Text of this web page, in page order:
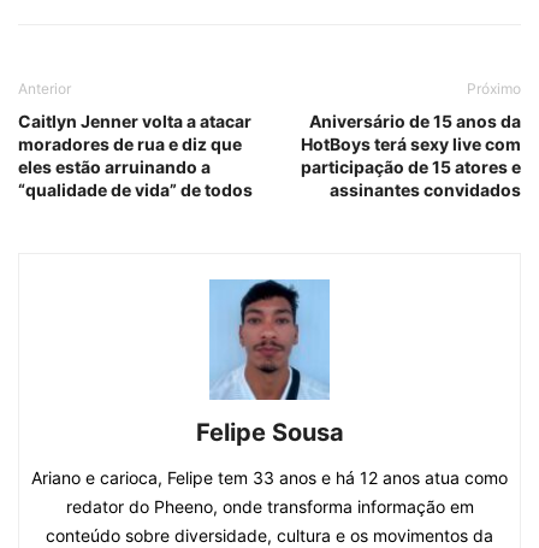
Anterior
Caitlyn Jenner volta a atacar
moradores de rua e diz que
eles estão arruinando a
“qualidade de vida” de todos
Próximo
Aniversário de 15 anos da
HotBoys terá sexy live com
participação de 15 atores e
assinantes convidados
Felipe Sousa
Ariano e carioca, Felipe tem 33 anos e há 12 anos atua como
redator do Pheeno, onde transforma informação em
conteúdo sobre diversidade, cultura e os movimentos da